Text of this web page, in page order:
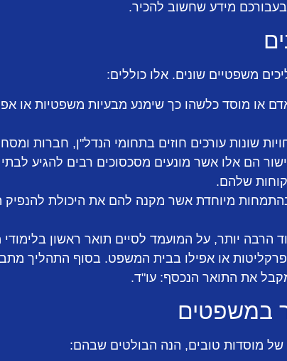
בעבורכם מידע שחשוב להכיר.
משפטיים שונים. אלו כוללים:
אדם או מוסד כלשהו כך שימנע מבעיות משפטיות או
שונות עורכים חוזים בתחומי הנדל"ן, חברות
הם אלו אשר מונעים מסכסוכים רבים להגיע
שלהם.
בהתמחות מיוחדת אשר מקנה להם את היכולת להנפיק
הרבה יותר, על המועמד לסיים תואר ראשון
או אפילו בבית המשפט. בסוף התהליך
את התואר הנכסף: עו"ד.
במשפטים
מוסדות טובים, הנה הבולטים שבהם: